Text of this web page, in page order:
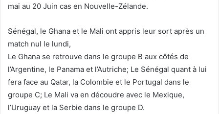
mai au 20 Juin cas en Nouvelle-Zélande.
Sénégal, le Ghana et le Mali ont appris leur sort après un
match nul le lundi,
Le Ghana se retrouve dans le groupe B aux côtés de
l’Argentine, le Panama et l’Autriche; Le Sénégal quant à lui
fera face au Qatar, la Colombie et le Portugal dans le
groupe C; Le Mali va en découdre avec le Mexique,
l’Uruguay et la Serbie dans le groupe D.